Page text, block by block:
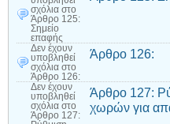
σχόλια στο
Άρθρο 125:
Σημείο
επαφής
Δεν έχουν
υποβληθεί
σχόλια στο
Άρθρο 126:
Άρθρο 126:
Δεν έχουν
υποβληθεί
σχόλια στο
Άρθρο 127:
Άρθρο 127:
χωρών για